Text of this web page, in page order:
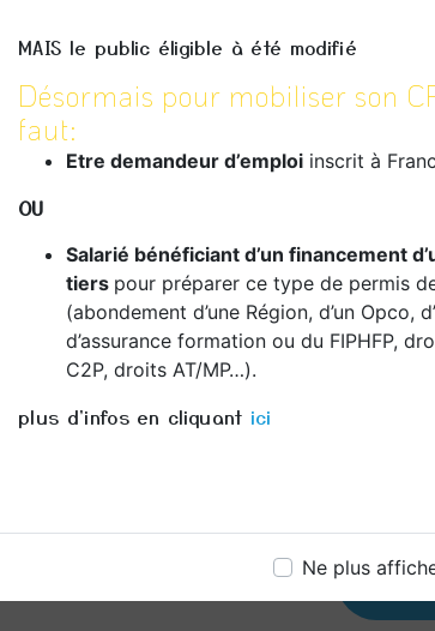
MAIS le public éligible à été modifié
Désormais pour mobiliser son
faut:
Etre demandeur d’emploi inscrit à
OU
Salarié bénéficiant d’un financement
tiers pour préparer ce type de permis
(abondement d’une Région, d’un Opco,
d’assurance formation ou du FIPHFP,
C2P, droits AT/MP…).
plus d'infos en cliquant ici
Ne plus
Nous
permis
des
coup.
et
DE
Que
de
notre
réussite